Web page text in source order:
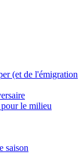
(et de l'émigration
le milieu
saison